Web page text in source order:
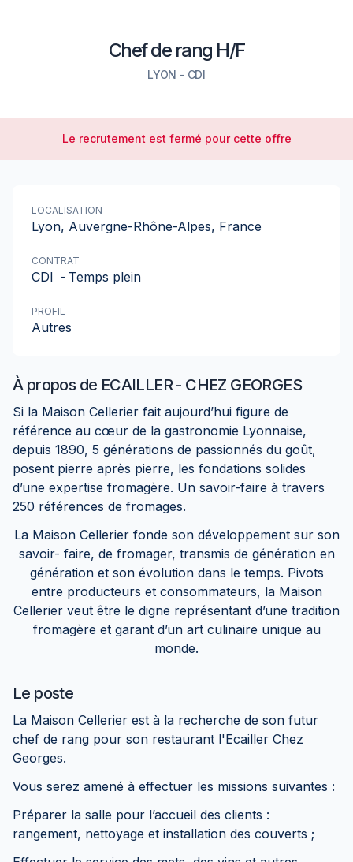
Chef de rang H/F
LYON - CDI
Le recrutement est fermé pour cette offre
À propos de ECAILLER - CHEZ GEORGES
Si la Maison Cellerier fait aujourd’hui figure de
référence au cœur de la gastronomie Lyonnaise,
depuis 1890, 5 générations de passionnés du goût,
posent pierre après pierre, les fondations solides
d’une expertise fromagère. Un savoir-faire à travers
250 références de fromages.
La Maison Cellerier fonde son développement sur son
savoir- faire, de fromager, transmis de génération en
génération et son évolution dans le temps. Pivots
entre producteurs et consommateurs, la Maison
Cellerier veut être le digne représentant d’une tradition
fromagère et garant d’un art culinaire unique au
monde.
Le poste
La Maison Cellerier est à la recherche de son futur
chef de rang pour son restaurant l'Ecailler Chez
Georges.
Vous serez amené à effectuer les missions suivantes :
Préparer la salle pour l’accueil des clients :
rangement, nettoyage et installation des couverts ;
LOCALISATION
Lyon, Auvergne-Rhône-Alpes, France
CONTRAT
CDI - Temps plein
PROFIL
Autres